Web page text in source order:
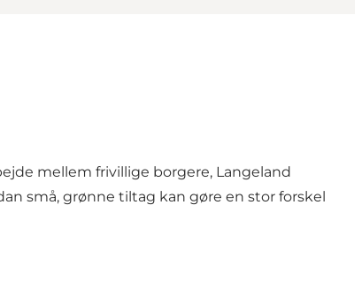
mellem frivillige borgere, Langeland
små, grønne tiltag kan gøre en stor forskel